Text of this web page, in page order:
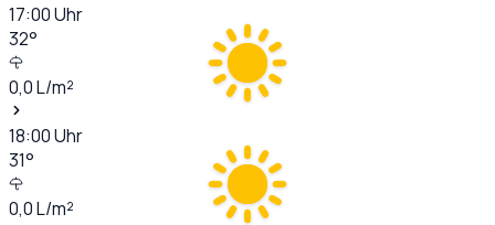
17:00Uhr
32°
0,0L/m²
18:00Uhr
31°
0,0L/m²